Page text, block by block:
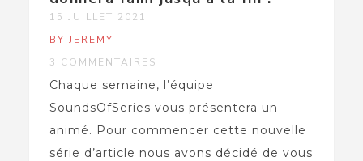
15 JUILLET 2021
BY JEREMY
3 COMMENTAIRES
Chaque semaine, l’équipe
SoundsOfSeries vous présentera un
animé. Pour commencer cette nouvelle
série d’article nous avons décidé de vous